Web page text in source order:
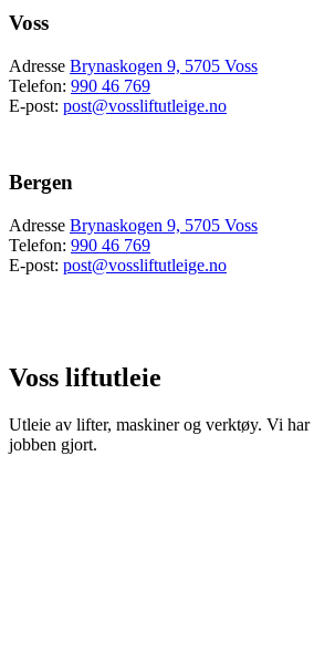
Voss
Adresse Brynaskogen 9, 5705 Voss
Telefon: 990 46 769
E-post: post@vossliftutleige.no
Bergen
Adresse Brynaskogen 9, 5705 Voss
Telefon: 990 46 769
E-post: post@vossliftutleige.no
Voss liftutleie
Utleie av lifter, maskiner og verktøy. Vi har
jobben gjort.